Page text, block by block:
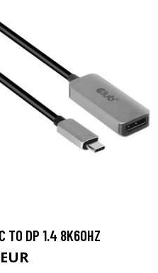
TO DP 1.4 8K60HZ